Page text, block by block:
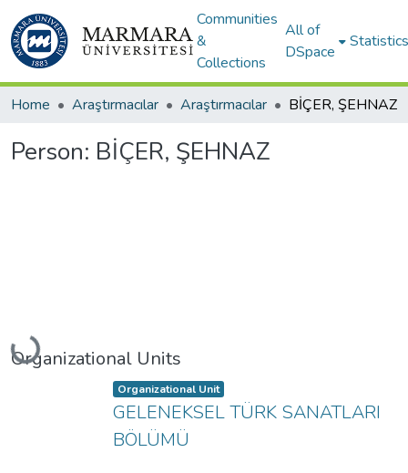
Communities
&
Collections
All of
DSpace
Statistics
Home Araştırmacılar Araştırmacılar BİÇER, ŞEHNAZ
Person: BİÇER, ŞEHNAZ
Loading...
Organizational Units
Item type:
Organizational Unit ,
GELENEKSEL TÜRK SANATLARI
BÖLÜMÜ